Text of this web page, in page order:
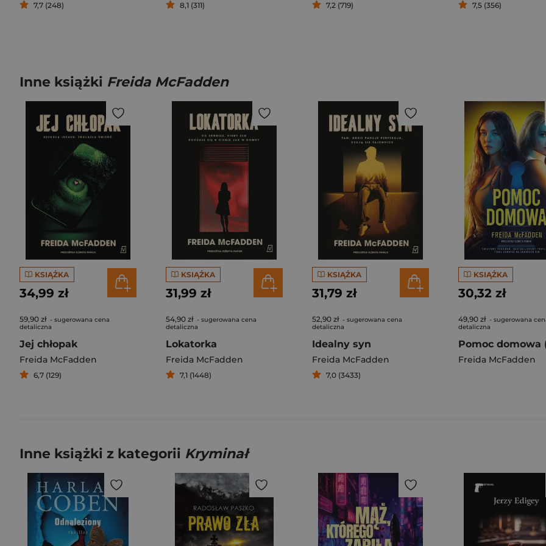
7,7 (248) 8,1 (311) 7,2 (719) 7,5 (356)
Inne książki Freida McFadden
KSIĄŻKA
34,99 zł
59,90 zł - sugerowana cena
detaliczna
Jej chłopak
Freida McFadden
6,7 (129)
KSIĄŻKA
31,99 zł
54,90 zł - sugerowana cena
detaliczna
Lokatorka
Freida McFadden
7,1 (1448)
KSIĄŻKA
31,79 zł
52,90 zł - sugerowana cena
detaliczna
Idealny syn
Freida McFadden
7,0 (3433)
KSIĄŻKA
30,32 zł
49,90 zł - sugerowana
detaliczna
Freida McFadden
Inne książki z kategorii Kryminał